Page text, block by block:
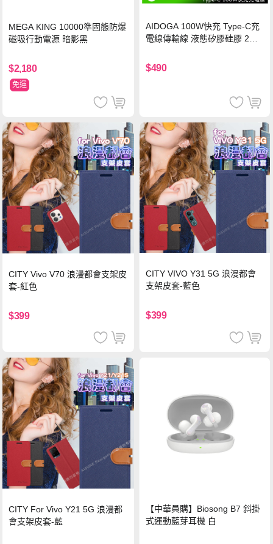
MEGA KING 10000準固態防爆
磁吸行動電源 暗影黑
$2,180
免運
AIDOGA 100W快充 Type-C充
電線傳輸線 液態矽膠硅膠 2M
$490
CITY Vivo V70 浪漫都會支架皮
套-紅色
$399
CITY VIVO Y31 5G 浪漫都會
支架皮套-藍色
$399
CITY For Vivo Y21 5G 浪漫都
會支架皮套-藍
【中華員購】Biosong B7 斜掛
式運動藍芽耳機 白